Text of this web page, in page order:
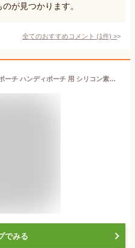
が見つかります。
全てのおすすめコメント (1件) >
JGP 2個セット 底カバー 水筒ポーチ ハンディポーチ 用 シリコン素材 jgp-159 (0.8&1L, ブラック)
でみる